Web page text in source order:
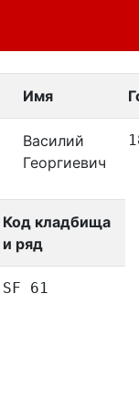
Имя
Василий
Георгиевич
Код кладбища
и ряд
SF 61